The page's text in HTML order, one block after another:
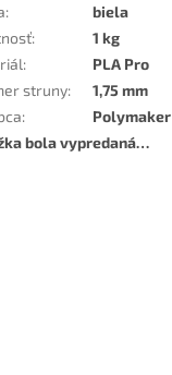
:
biela
:
1 kg
:
PLA Pro
struny:
1,75 mm
:
Polymaker
bola vypredaná…